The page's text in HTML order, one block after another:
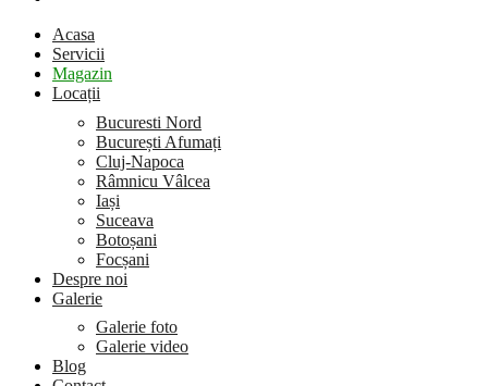
Acasa
Servicii
Magazin
Locații
Bucuresti Nord
București Afumați
Cluj-Napoca
Râmnicu Vâlcea
Iași
Suceava
Botoșani
Focșani
Despre noi
Galerie
Galerie foto
Galerie video
Blog